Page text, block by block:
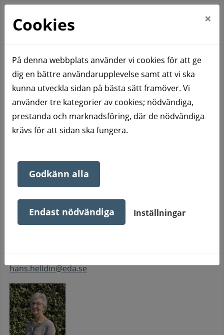
Hem Kontakta oss Administration
Administration
Hans Helldin, VD
hans.helldin@eda.se
Cookies ×
På denna webbplats använder vi cookies för att ge
dig en bättre användarupplevelse samt att vi ska
kunna utveckla sidan på bästa sätt framöver. Vi
använder tre kategorier av cookies; nödvändiga,
prestanda och marknadsföring, där de nödvändiga
krävs för att sidan ska fungera.
Godkänn alla
Endast nödvändiga Inställningar